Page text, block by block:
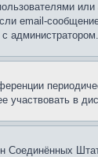
email-
администратором.
участвовать в
Соединённых